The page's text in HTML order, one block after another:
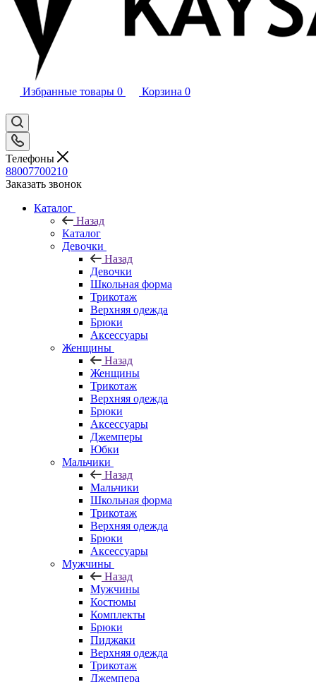
Избранные товары 0 Корзина 0
Телефоны
88007700210
Заказать звонок
Каталог
Назад
Каталог
Девочки
Назад
Девочки
Школьная форма
Трикотаж
Верхняя одежда
Брюки
Аксессуары
Женщины
Назад
Женщины
Трикотаж
Верхняя одежда
Брюки
Аксессуары
Джемперы
Юбки
Мальчики
Назад
Мальчики
Школьная форма
Трикотаж
Верхняя одежда
Брюки
Аксессуары
Мужчины
Назад
Мужчины
Костюмы
Комплекты
Брюки
Пиджаки
Верхняя одежда
Трикотаж
Джемпера